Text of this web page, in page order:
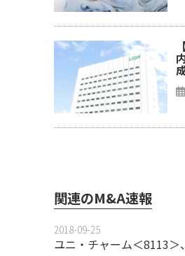
関連のM&A速報
2018-09-25
ユニ・チャーム＜8113